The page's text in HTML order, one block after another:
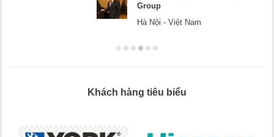
Group
Hà Nội - Việt Nam
Khách hàng tiêu biểu